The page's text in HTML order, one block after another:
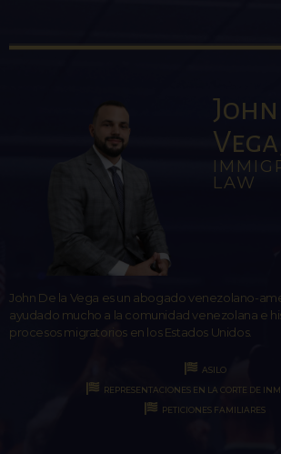
John
LAW
John De la Vega es un abogado venezolano-
ayudado mucho a la comunidad venezolana e
procesos migratorios en los Estados Unidos.
ASILO
REPRESENTACIONES EN LA CORTE DE
PETICIONES FAMILIARES